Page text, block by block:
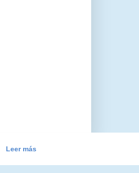
Leer más